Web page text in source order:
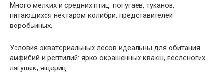
Много мелких и средних птиц: попугаев, туканов,
питающихся нектаром колибри, представителей
воробьиных.
Условия экваториальных лесов идеальны для обитания
амфибий и рептилий: ярко окрашенных квакш, веслоногих
лягушек, ящериц.